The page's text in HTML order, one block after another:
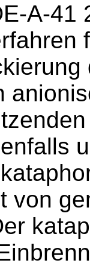
A-41
von